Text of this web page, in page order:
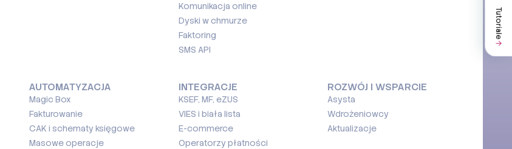
Tutoriale
Komunikacja online
Dyski w chmurze
Faktoring
SMS API
AUTOMATYZACJA
Magic Box
Fakturowanie
CAK i schematy księgowe
Masowe operacje
INTEGRACJE
KSEF, MF, eZUS
VIES i biała lista
E-commerce
Operatorzy płatności
ROZWÓJ I WSPARCIE
Asysta
Wdrożeniowcy
Aktualizacje